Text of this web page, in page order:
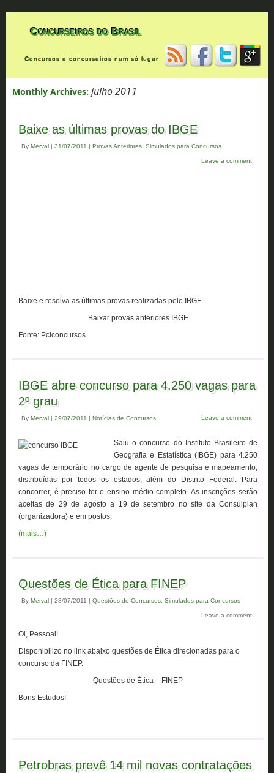
Concurseiros do Brasil
Concursos e concurseiros num só lugar
Monthly Archives: julho 2011
Baixe as últimas provas do IBGE
By Merval | 31/07/2011 | Provas Anteriores Simulados para Concursos
Leave a comment
Baixe e resolva as últimas provas realizadas pelo IBGE.
Baixar provas anteriores IBGE
Fonte: Pciconcursos
IBGE abre concurso para 4.250 vagas para
2º grau
By Merval | 29/07/2011 | Notícias de Concursos Leave a comment
Saiu o concurso do Instituto Brasileiro de
Geografia e Estatística (IBGE) para 4.250
vagas de temporário no cargo de agente de pesquisa e mapeamento,
distribuídas por todos os estados, além do Distrito Federal. Para
concorrer, é preciso ter o ensino médio completo. As inscrições serão
aceitas de 29 de agosto a 19 de setembro no site da Consulplan
(organizadora) e em postos.
(mais…)
Questões de Ética para FINEP
By Merval | 28/07/2011 | Questões de Concursos Simulados para Concursos
Leave a comment
Oi, Pessoal!
Disponibilizo no link abaixo questões de Ética direcionadas para o
concurso da FINEP.
Questões de Ética – FINEP
Bons Estudos!
Petrobras prevê 14 mil novas contratações